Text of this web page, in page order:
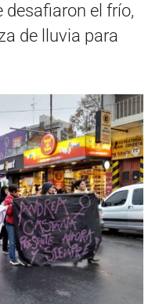
desafiaron el frío,
de lluvia para